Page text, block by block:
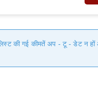
की गई कीमतें अप - टू - डेट न